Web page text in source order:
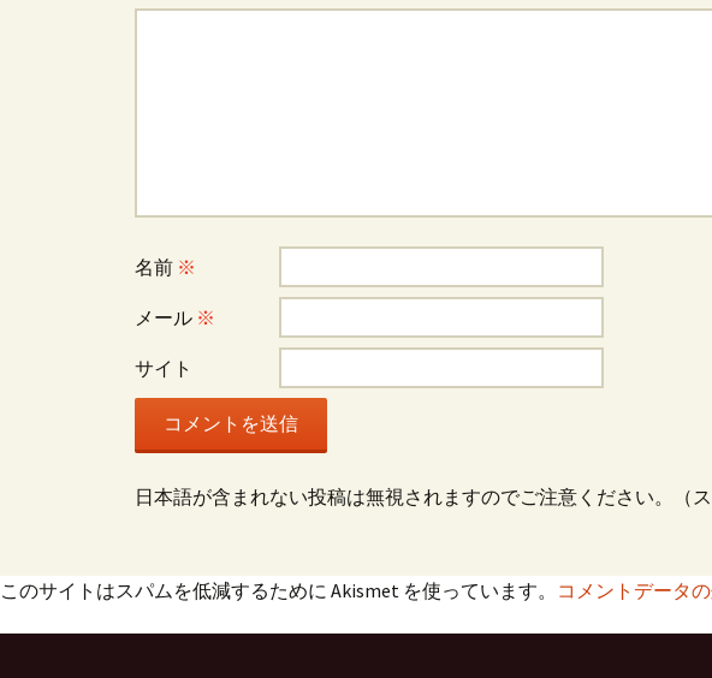
名前 ※
メール ※
サイト
日本語が含まれない投稿は無視されますのでご注意ください。（ス
このサイトはスパムを低減するために Akismet を使っています。 コメントデータ